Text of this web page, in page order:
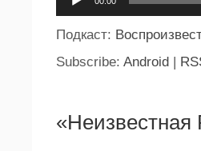
Подкаст:
Subscribe: Android |
«Неизвестная